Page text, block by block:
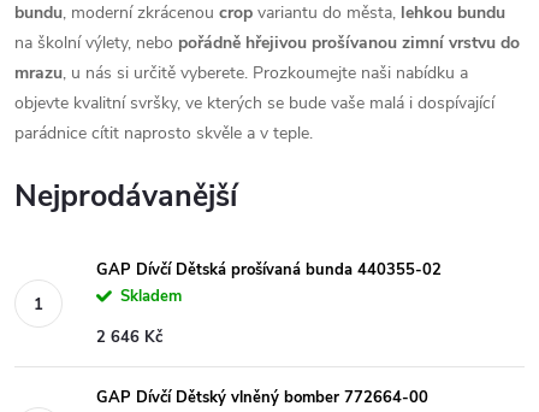
bundu, moderní zkrácenou crop variantu do města, lehkou bundu
na školní výlety, nebo pořádně hřejivou prošívanou zimní vrstvu do
mrazu, u nás si určitě vyberete. Prozkoumejte naši nabídku a
objevte kvalitní svršky, ve kterých se bude vaše malá i dospívající
parádnice cítit naprosto skvěle a v teple.
Nejprodávanější
GAP Dívčí Dětská prošívaná bunda 440355-02
Skladem
2 646 Kč
GAP Dívčí Dětský vlněný bomber 772664-00